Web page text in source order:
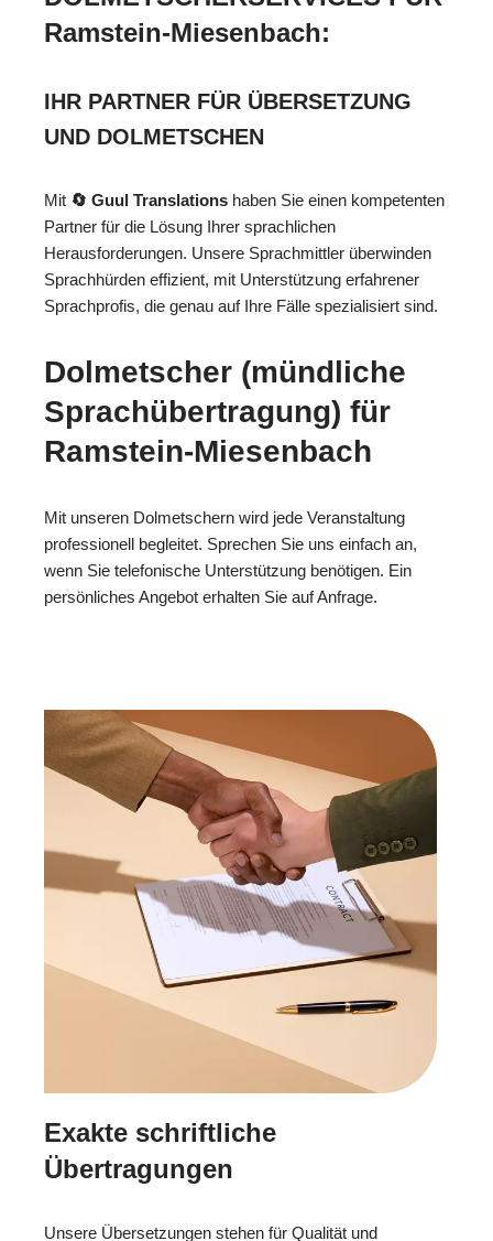
Ramstein-Miesenbach:
IHR PARTNER FÜR ÜBERSETZUNG
UND DOLMETSCHEN
Mit 🔄 Guul Translations haben Sie einen kompetenten
Partner für die Lösung Ihrer sprachlichen
Herausforderungen. Unsere Sprachmittler überwinden
Sprachhürden effizient, mit Unterstützung erfahrener
Sprachprofis, die genau auf Ihre Fälle spezialisiert sind.
Dolmetscher (mündliche
Sprachübertragung) für
Ramstein-Miesenbach
Mit unseren Dolmetschern wird jede Veranstaltung
professionell begleitet. Sprechen Sie uns einfach an,
wenn Sie telefonische Unterstützung benötigen. Ein
persönliches Angebot erhalten Sie auf Anfrage.
Exakte schriftliche
Übertragungen
Unsere Übersetzungen stehen für Qualität und